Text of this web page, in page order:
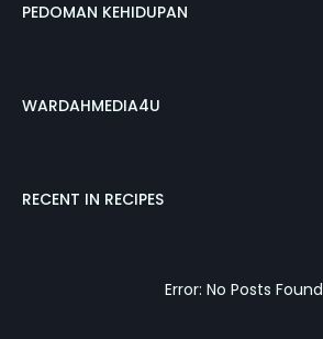
PEDOMAN KEHIDUPAN
WARDAHMEDIA4U
RECENT IN RECIPES
Error: No Posts Found